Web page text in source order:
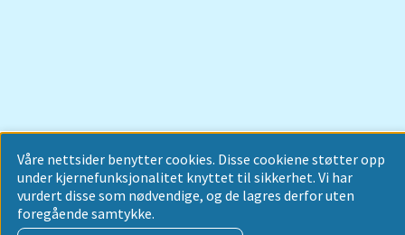
Våre nettsider benytter cookies. Disse cookiene støtter opp
under kjernefunksjonalitet knyttet til sikkerhet. Vi har
vurdert disse som nødvendige, og de lagres derfor uten
foregående samtykke.